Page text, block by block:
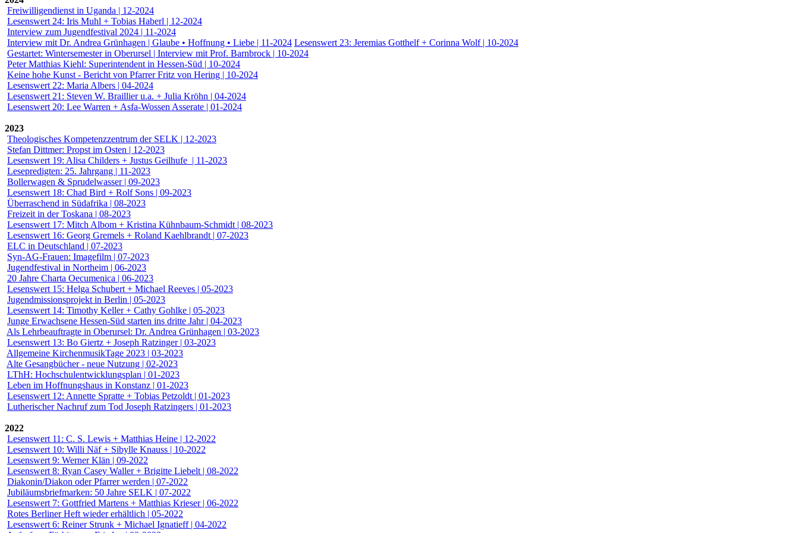
Freiwilligendienst in Uganda | 12-2024
Lesenswert 24: Iris Muhl + Tobias Haberl | 12-2024
Interview zum Jugendfestival 2024 | 11-2024
Interview mit Dr. Andrea Grünhagen | Glaube • Hoffnung • Liebe | 11-2024 Lesenswert 23: Jeremias Gotthelf + Corinna Wolf | 10-2024
Gestartet: Wintersemester in Oberursel | Interview mit Prof. Barnbrock | 10-2024
Peter Matthias Kiehl: Superintendent in Hessen-Süd | 10-2024
Keine hohe Kunst - Bericht von Pfarrer Fritz von Hering | 10-2024
Lesenswert 22: Maria Albers | 04-2024
Lesenswert 21: Steven W. Braillier u.a. + Julia Kröhn | 04-2024
Lesenswert 20: Lee Warren + Asfa-Wossen Asserate | 01-2024
2023
Theologisches Kompetenzzentrum der SELK | 12-2023
Stefan Dittmer: Propst im Osten | 12-2023
Lesenswert 19: Alisa Childers + Justus Geilhufe | 11-2023
Lesepredigten: 25. Jahrgang | 11-2023
Bollerwagen & Sprudelwasser | 09-2023
Lesenswert 18: Chad Bird + Rolf Sons | 09-2023
Überraschend in Südafrika | 08-2023
Freizeit in der Toskana | 08-2023
Lesenswert 17: Mitch Albom + Kristina Kühnbaum-Schmidt | 08-2023
Lesenswert 16: Georg Gremels + Roland Kaehlbrandt | 07-2023
ELC in Deutschland | 07-2023
Syn-AG-Frauen: Imagefilm | 07-2023
Jugendfestival in Northeim | 06-2023
20 Jahre Charta Oecumenica | 06-2023
Lesenswert 15: Helga Schubert + Michael Reeves | 05-2023
Jugendmissionsprojekt in Berlin | 05-2023
Lesenswert 14: Timothy Keller + Cathy Gohlke | 05-2023
Junge Erwachsene Hessen-Süd starten ins dritte Jahr | 04-2023
Als Lehrbeauftragte in Oberursel: Dr. Andrea Grünhagen | 03-2023
Lesenswert 13: Bo Giertz + Joseph Ratzinger | 03-2023
Allgemeine KirchenmusikTage 2023 | 03-2023
Alte Gesangbücher - neue Nutzung | 02-2023
LThH: Hochschulentwicklungsplan | 01-2023
Leben im Hoffnungshaus in Konstanz | 01-2023
Lesenswert 12: Annette Spratte + Tobias Petzoldt | 01-2023
Lutherischer Nachruf zum Tod Joseph Ratzingers | 01-2023
2022
Lesenswert 11: C. S. Lewis + Matthias Heine | 12-2022
Lesenswert 10: Willi Näf + Sibylle Knauss | 10-2022
Lesenswert 9: Werner Klän | 09-2022
Lesenswert 8: Ryan Casey Waller + Brigitte Liebelt | 08-2022
Diakonin/Diakon oder Pfarrer werden | 07-2022
Jubiläumsbriefmarken: 50 Jahre SELK | 07-2022
Lesenswert 7: Gottfried Martens + Matthias Krieser | 06-2022
Rotes Berliner Heft wieder erhältlich | 05-2022
Lesenswert 6: Reiner Strunk + Michael Ignatieff | 04-2022